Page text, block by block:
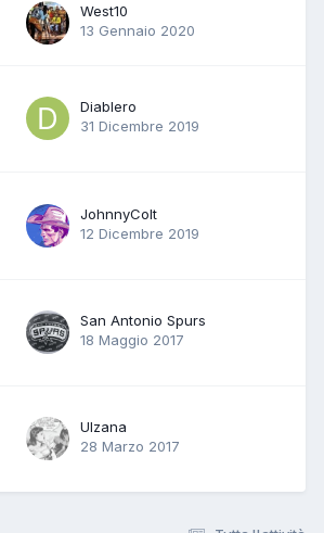
West10
13 Gennaio 2020
Diablero
31 Dicembre 2019
JohnnyColt
12 Dicembre 2019
San Antonio Spurs
18 Maggio 2017
Ulzana
28 Marzo 2017